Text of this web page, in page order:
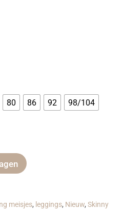
80 86 92
98/104
meisjes, leggings, Nieuw, Skinny